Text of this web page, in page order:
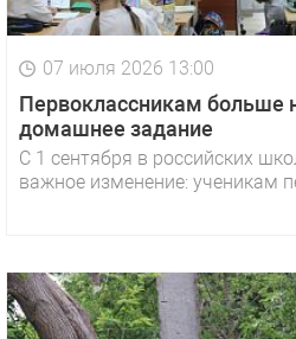
07 июля 2026 13:00
Первоклассникам больше
домашнее задание
С 1 сентября в российских
важное изменение: ученикам